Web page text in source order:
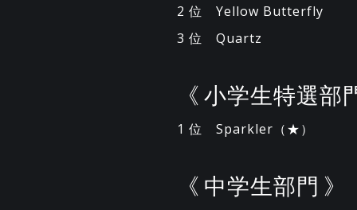
2 位 Yellow Butterfly
3 位 Quartz
《 小学生特選部
1 位 Sparkler（★）
《 中学生部門 》